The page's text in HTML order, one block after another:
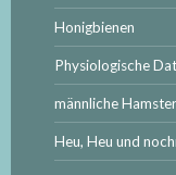
Honigbienen
Physiologische
männliche
Heu, Heu und